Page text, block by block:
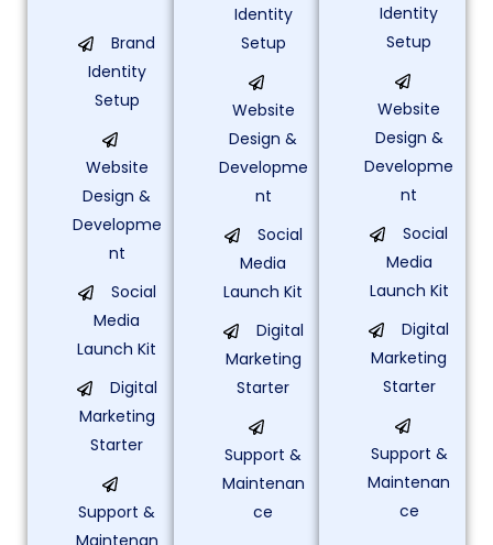
Brand
Identity
Setup
Website
Design &
Developme
nt
Social
Media
Launch Kit
Digital
Marketing
Starter
Support &
Maintenan
Identity
Setup
Website
Design &
Developme
nt
Social
Media
Launch Kit
Digital
Marketing
Starter
Support &
Maintenan
ce
Identity
Setup
Website
Design &
Developme
nt
Social
Media
Launch Kit
Digital
Marketing
Starter
Support &
Maintenan
ce